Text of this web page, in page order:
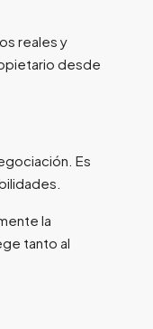
reales y
desde
Es
la
tanto al